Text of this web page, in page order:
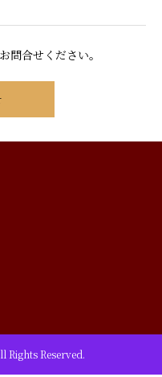
問合せください。
Reserved.